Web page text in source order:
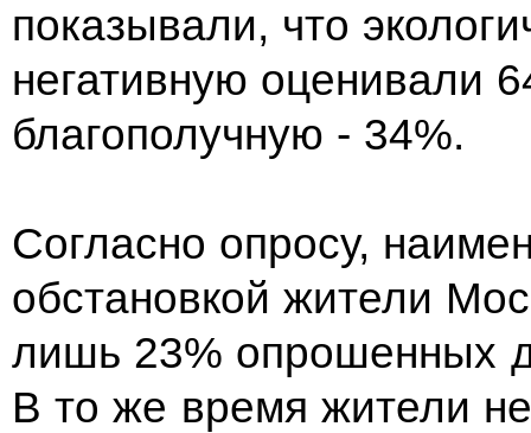
показывали, что
негативную оценивали
благополучную - 34%.
Согласно опросу,
обстановкой жители
лишь 23% опрошенных
В то же время жители